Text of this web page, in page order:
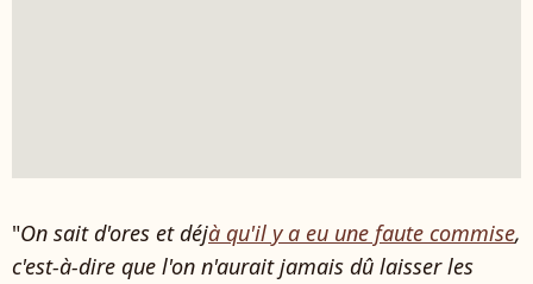
"On sait d'ores et déjà qu'il y a eu une faute commise,
c'est-à-dire que l'on n'aurait jamais dû laisser les